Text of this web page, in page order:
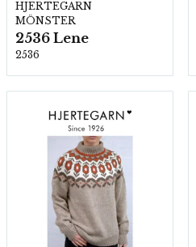
HJERTEGARN
MÖNSTER
2536 Lene
2536